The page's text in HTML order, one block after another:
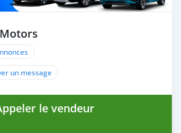
with original stamp
un message
le vendeur